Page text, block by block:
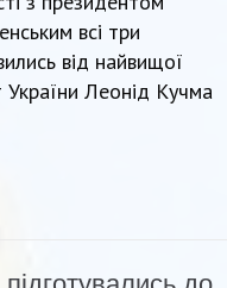
всі три
від найвищої
Леонід Кучма